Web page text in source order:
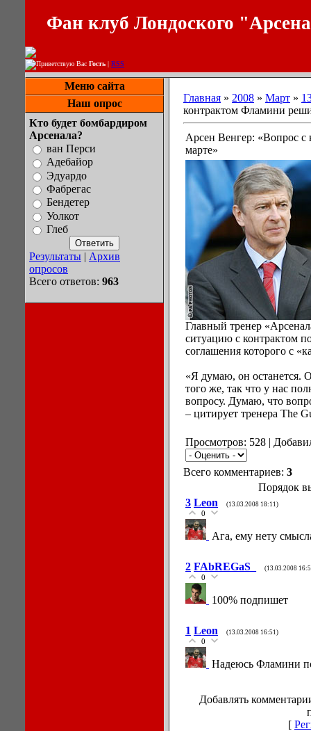
Фан клуб Лондоского
Приветствую Вас Гость | RSS
Меню сайта
Наш опрос
Кто будет бомбардиром
Арсенала?
ван Перси
Адебайор
Эдуардо
Фабрегас
Бендетер
Уолкот
Глеб
Результаты | Архив
опросов
Всего ответов: 963
Главная » 2008 » Март »
контрактом Фламини
Арсен Венгер: «Вопрос
марте»
Главный тренер
ситуацию с контрактом
соглашения которого с
«Я думаю, он останется.
того же, так что у нас
вопросу. Думаю, что
– цитирует тренера The
Просмотров: 528 |
Всего комментариев: 3
Порядок
3 Leon (13.03.2008 18:11)
0
Ага, ему нету
2 FAbREGaS_ (13.03.2008
0
100% подпишет
1 Leon (13.03.2008 16:51)
0
Надеюсь Фламини
Добавлять
[